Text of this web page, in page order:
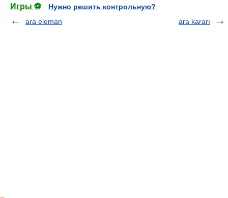
Игры ⚽
Нужно решить контрольную?
ara eleman
ara kararı